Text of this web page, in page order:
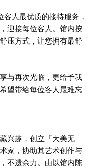
客人最优质的接待服务，
迎接每位客人。馆内按
压方式，让您拥有最舒
与再次光临，更给予我
望带给每位客人最难忘
兴趣，创立『大美无
家，协助其艺术创作与
不遗余力。由以馆内陈